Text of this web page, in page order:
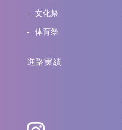
文化祭
体育祭
進路実績